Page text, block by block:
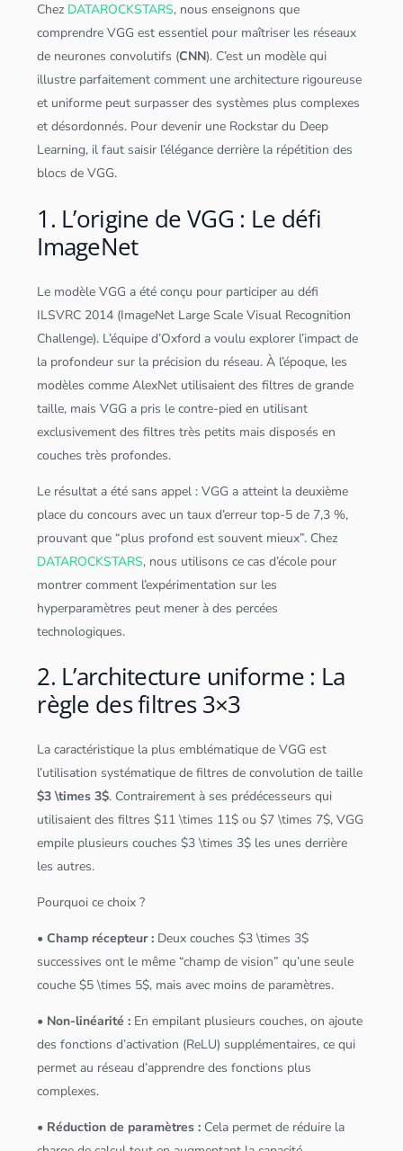
Chez DATAROCKSTARS, nous enseignons que
comprendre VGG est essentiel pour maîtriser les réseaux
de neurones convolutifs (CNN). C’est un modèle qui
illustre parfaitement comment une architecture rigoureuse
et uniforme peut surpasser des systèmes plus complexes
et désordonnés. Pour devenir une Rockstar du Deep
Learning, il faut saisir l’élégance derrière la répétition des
blocs de VGG.
1. L’origine de VGG : Le défi
ImageNet
Le modèle VGG a été conçu pour participer au défi
ILSVRC 2014 (ImageNet Large Scale Visual Recognition
Challenge). L’équipe d’Oxford a voulu explorer l’impact de
la profondeur sur la précision du réseau. À l’époque, les
modèles comme AlexNet utilisaient des filtres de grande
taille, mais VGG a pris le contre-pied en utilisant
exclusivement des filtres très petits mais disposés en
couches très profondes.
Le résultat a été sans appel : VGG a atteint la deuxième
place du concours avec un taux d’erreur top-5 de 7,3 %,
prouvant que “plus profond est souvent mieux”. Chez
DATAROCKSTARS, nous utilisons ce cas d’école pour
montrer comment l’expérimentation sur les
hyperparamètres peut mener à des percées
technologiques.
2. L’architecture uniforme : La
règle des filtres 3×3
La caractéristique la plus emblématique de VGG est
l’utilisation systématique de filtres de convolution de taille
$3 \times 3$. Contrairement à ses prédécesseurs qui
utilisaient des filtres $11 \times 11$ ou $7 \times 7$, VGG
empile plusieurs couches $3 \times 3$ les unes derrière
les autres.
Pourquoi ce choix ?
• Champ récepteur : Deux couches $3 \times 3$
successives ont le même “champ de vision” qu’une seule
couche $5 \times 5$, mais avec moins de paramètres.
• Non-linéarité : En empilant plusieurs couches, on ajoute
des fonctions d’activation (ReLU) supplémentaires, ce qui
permet au réseau d’apprendre des fonctions plus
complexes.
• Réduction de paramètres : Cela permet de réduire la